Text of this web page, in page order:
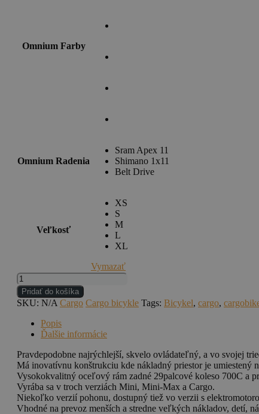
Omnium Farby
Omnium Radenia
Sram Apex 11
Shimano 1x11
Belt Drive
Veľkosť
XS
S
M
L
XL
Vymazať
množstvo
Omnium
Mini-
Max
Pridať do košíka
SKU: N/A Cargo Cargo bicykle Tags: Bicykel, cargo,
Popis
Ďalšie informácie
Pravdepodobne najrýchlejší, skvelo ovládateľný, a vo svojej
Má inovatívnu konštrukciu kde nákladný priestor je umiestený
Vysokokvalitný oceľový rám zadné 29palcové koleso 700C a
Vyrába sa v troch verziách Mini, Mini-Max a Cargo.
Niekoľko verzií pohonu, dostupný tiež vo verzii s
Vhodné na prevoz menších a stredne veľkých nákladov, detí,